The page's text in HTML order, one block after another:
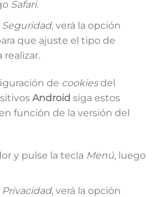
Safari.
Seguridad, verá la opción
que ajuste el tipo de
de cookiesdel
Android siga estos
función de la versión del
y pulse la tecla Menú, luego
, verá la opción